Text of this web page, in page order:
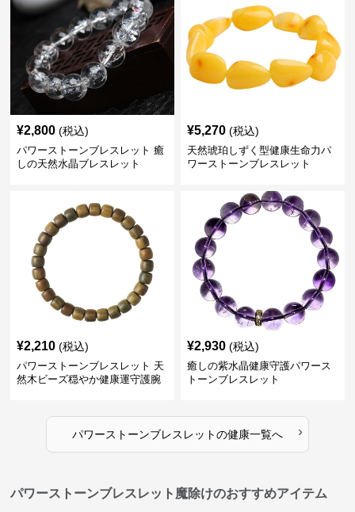
¥2,800 (税込)
パワーストーンブレスレット 癒
しの天然水晶ブレスレット
¥5,270 (税込)
天然琥珀しずく型健康生命力パ
ワーストーンブレスレット
¥2,210 (税込)
パワーストーンブレスレット 天
然木ビーズ穏やか健康運守護腕
¥2,930 (税込)
癒しの紫水晶健康守護パワース
トーンブレスレット
パワーストーンブレスレットの健康一覧へ ›
パワーストーンブレスレット魔除けのおすすめアイテム